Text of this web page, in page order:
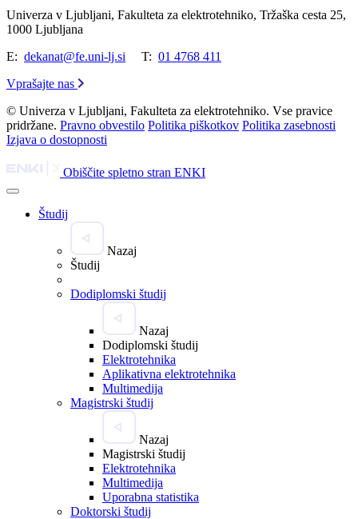
Univerza v Ljubljani, Fakulteta za elektrotehniko, Tržaška cesta 25,
1000 Ljubljana
E: dekanat@fe.uni-lj.si T: 01 4768 411
Vprašajte nas
© Univerza v Ljubljani, Fakulteta za elektrotehniko. Vse pravice
pridržane. Pravno obvestilo Politika piškotkov Politika zasebnosti
Izjava o dostopnosti
Obiščite spletno stran ENKI
Študij
Nazaj
Študij
Dodiplomski študij
Nazaj
Dodiplomski študij
Elektrotehnika
Aplikativna elektrotehnika
Multimedija
Magistrski študij
Nazaj
Magistrski študij
Elektrotehnika
Multimedija
Uporabna statistika
Doktorski študij